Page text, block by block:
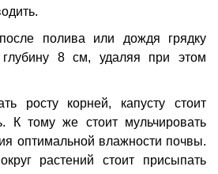
полива или дождя грядку
8 см, удаляя при этом
росту корней, капусту стоит
К тому же стоит мульчировать
оптимальной влажности почвы.
растений стоит присыпать